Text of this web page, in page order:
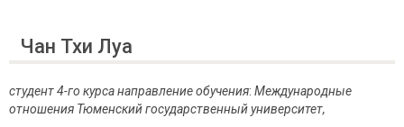
Чан Тхи Луа
студент 4-го курсанаправление обучения: Международные
отношения Тюменский государственный университет,